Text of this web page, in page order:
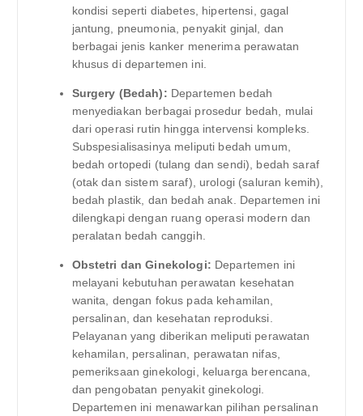
kondisi seperti diabetes, hipertensi, gagal
jantung, pneumonia, penyakit ginjal, dan
berbagai jenis kanker menerima perawatan
khusus di departemen ini.
Surgery (Bedah): Departemen bedah
menyediakan berbagai prosedur bedah, mulai
dari operasi rutin hingga intervensi kompleks.
Subspesialisasinya meliputi bedah umum,
bedah ortopedi (tulang dan sendi), bedah saraf
(otak dan sistem saraf), urologi (saluran kemih),
bedah plastik, dan bedah anak. Departemen ini
dilengkapi dengan ruang operasi modern dan
peralatan bedah canggih.
Obstetri dan Ginekologi: Departemen ini
melayani kebutuhan perawatan kesehatan
wanita, dengan fokus pada kehamilan,
persalinan, dan kesehatan reproduksi.
Pelayanan yang diberikan meliputi perawatan
kehamilan, persalinan, perawatan nifas,
pemeriksaan ginekologi, keluarga berencana,
dan pengobatan penyakit ginekologi.
Departemen ini menawarkan pilihan persalinan